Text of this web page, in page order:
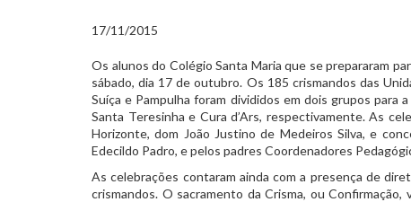
17/11/2015
​Os alunos do Colégio Santa Maria que se prepararam
sábado, dia 17 de outubro. Os 185 crismandos das
Suíça e Pampulha foram divididos em dois grupos para
Santa Teresinha e Cura d’Ars, respectivamente. As
Horizonte, dom João Justino de Medeiros Silva, e
Edecildo Padro, e pelos padres Coordenadores
As celebrações contaram ainda com a presença de
crismandos. O sacramento da Crisma, ou